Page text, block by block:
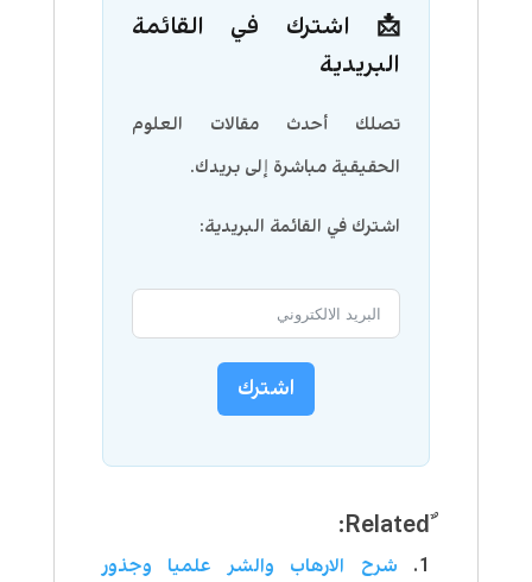
📩 اشترك في القائمة
البريدية
تصلك أحدث مقالات العلوم
الحقيقية مباشرة إلى بريدك.
اشترك في القائمة البريدية:
اشترك
ٌRelated:
شرح الارهاب والشر علميا وجذور